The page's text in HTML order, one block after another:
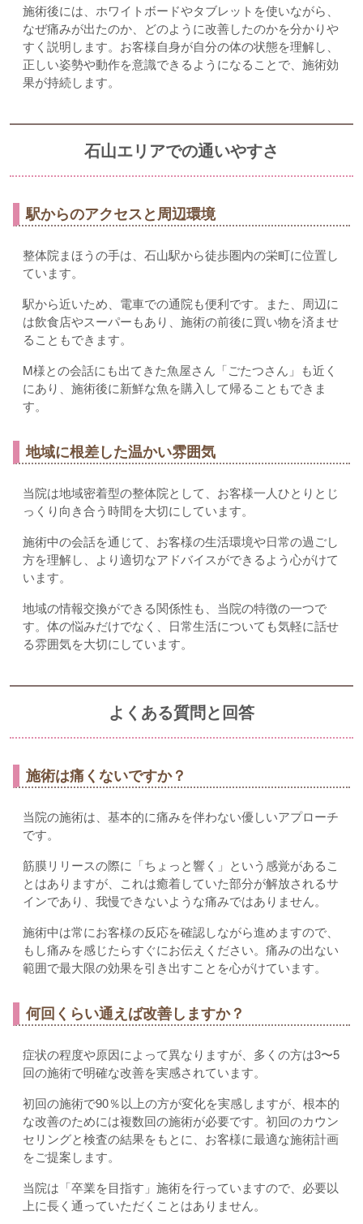
施術後には、ホワイトボードやタブレットを使いながら、
なぜ痛みが出たのか、どのように改善したのかを分かりや
すく説明します。お客様自身が自分の体の状態を理解し、
正しい姿勢や動作を意識できるようになることで、施術効
果が持続します。
石山エリアでの通いやすさ
駅からのアクセスと周辺環境
整体院まほうの手は、石山駅から徒歩圏内の栄町に位置し
ています。
駅から近いため、電車での通院も便利です。また、周辺に
は飲食店やスーパーもあり、施術の前後に買い物を済ませ
ることもできます。
M様との会話にも出てきた魚屋さん「ごたつさん」も近く
にあり、施術後に新鮮な魚を購入して帰ることもできま
す。
地域に根差した温かい雰囲気
当院は地域密着型の整体院として、お客様一人ひとりとじ
っくり向き合う時間を大切にしています。
施術中の会話を通じて、お客様の生活環境や日常の過ごし
方を理解し、より適切なアドバイスができるよう心がけて
います。
地域の情報交換ができる関係性も、当院の特徴の一つで
す。体の悩みだけでなく、日常生活についても気軽に話せ
る雰囲気を大切にしています。
よくある質問と回答
施術は痛くないですか？
当院の施術は、基本的に痛みを伴わない優しいアプローチ
です。
筋膜リリースの際に「ちょっと響く」という感覚があるこ
とはありますが、これは癒着していた部分が解放されるサ
インであり、我慢できないような痛みではありません。
施術中は常にお客様の反応を確認しながら進めますので、
もし痛みを感じたらすぐにお伝えください。痛みの出ない
範囲で最大限の効果を引き出すことを心がけています。
何回くらい通えば改善しますか？
症状の程度や原因によって異なりますが、多くの方は3〜5
回の施術で明確な改善を実感されています。
初回の施術で90％以上の方が変化を実感しますが、根本的
な改善のためには複数回の施術が必要です。初回のカウン
セリングと検査の結果をもとに、お客様に最適な施術計画
をご提案します。
当院は「卒業を目指す」施術を行っていますので、必要以
上に長く通っていただくことはありません。